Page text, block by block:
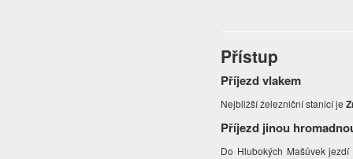
Přístup
Příjezd vlakem
Nejbližší železniční stanicí je
Příjezd jinou
Do Hlubokých Mašůvek